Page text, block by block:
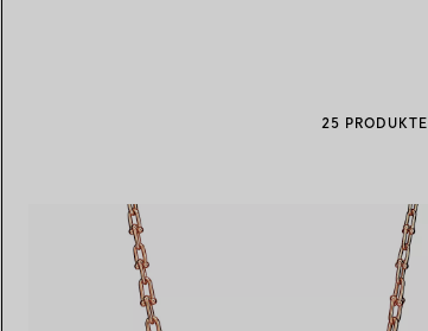
25 PRODUKTE